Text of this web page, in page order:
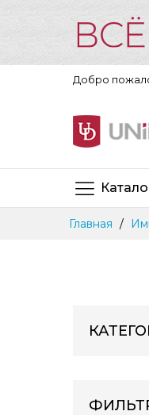
Добро
Главная